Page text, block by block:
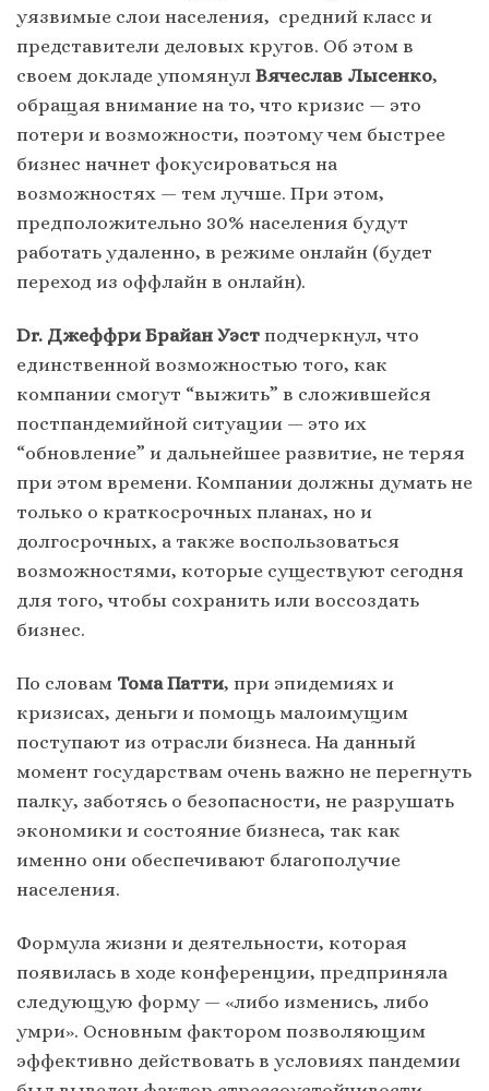
уязвимые слои населения, средний класс и
представители деловых кругов. Об этом в
своем докладе упомянул Вячеслав Лысенко,
обращая внимание на то, что кризис — это
потери и возможности, поэтому чем быстрее
бизнес начнет фокусироваться на
возможностях — тем лучше. При этом,
предположительно 30% населения будут
работать удаленно, в режиме онлайн (будет
переход из оффлайн в онлайн).
Dr. Джеффри Брайан Уэст подчеркнул, что
единственной возможностью того, как
компании смогут “выжить” в сложившейся
постпандемийной ситуации — это их
“обновление” и дальнейшее развитие, не теряя
при этом времени. Компании должны думать не
только о краткосрочных планах, но и
долгосрочных, а также воспользоваться
возможностями, которые существуют сегодня
для того, чтобы сохранить или воссоздать
бизнес.
По словам Тома Патти, при эпидемиях и
кризисах, деньги и помощь малоимущим
поступают из отрасли бизнеса. На данный
момент государствам очень важно не перегнуть
палку, заботясь о безопасности, не разрушать
экономики и состояние бизнеса, так как
именно они обеспечивают благополучие
населения.
Формула жизни и деятельности, которая
появилась в ходе конференции, предприняла
следующую форму — «либо изменись, либо
умри». Основным фактором позволяющим
эффективно действовать в условиях пандемии